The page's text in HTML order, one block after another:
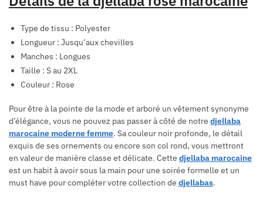
Type de tissu : Polyester
Longueur : Jusqu’aux chevilles
Manches : Longues
Taille : S au 2XL
Couleur : Rose
Pour être à la pointe de la mode et arboré un vêtement synonyme
d’élégance, vous ne pouvez pas passer à côté de notre djellaba
marocaine moderne femme. Sa couleur noir profonde, le détail
exquis de ses ornements ou encore son col rond, vous mettront
en valeur de manière classe et délicate. Cette djellaba marocaine
est un habit à avoir sous la main pour une soirée formelle et un
must have pour compléter votre collection de djellabas.